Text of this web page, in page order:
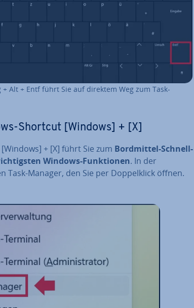
+ Alt + Entf führt Sie auf direktem Weg zum Task-
Shortcut [Windows] + [X]
+ [X] führt Sie zum Bord­mit­tel-Schnell­
Windows-Funk­tio­nen. In der
Task-Manager, den Sie per Dop­pel­klick öffnen.